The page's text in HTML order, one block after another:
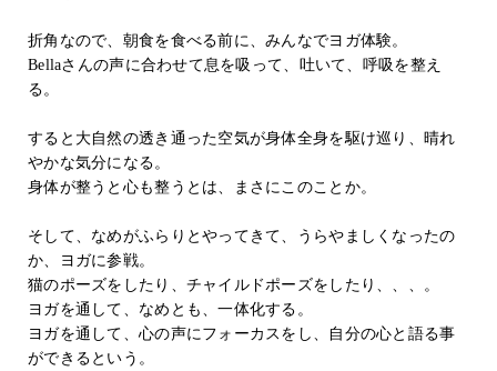
折角なので、朝食を食べる前に、みんなでヨガ体験。
Bellaさんの声に合わせて息を吸って、吐いて、呼吸を整え
る。
すると大自然の透き通った空気が身体全身を駆け巡り、晴れ
やかな気分になる。
身体が整うと心も整うとは、まさにこのことか。
そして、なめがふらりとやってきて、うらやましくなったの
か、ヨガに参戦。
猫のポーズをしたり、チャイルドポーズをしたり、、、。
ヨガを通して、なめとも、一体化する。
ヨガを通して、心の声にフォーカスをし、自分の心と語る事
ができるという。